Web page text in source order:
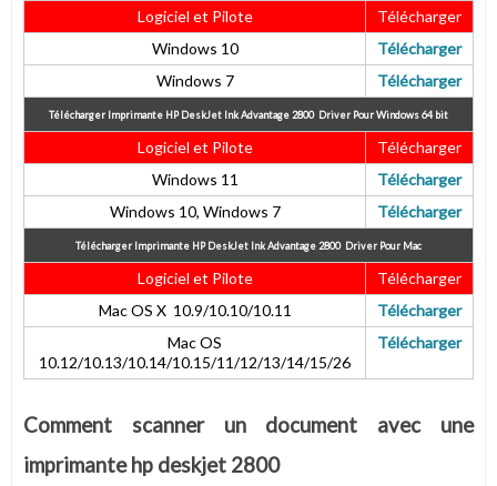
Logiciel et Pilote
Télécharger
Windows 10
Télécharger
Windows 7
Télécharger
Télécharger Imprimante HP DeskJet Ink Advantage 2800 Driver Pour Windows 64 bit
Logiciel et Pilote
Télécharger
Windows 11
Télécharger
Windows 10, Windows 7
Télécharger
Télécharger Imprimante HP DeskJet Ink Advantage 2800 Driver Pour Mac
Logiciel et Pilote
Télécharger
Mac OS X 10.9/10.10/10.11
Télécharger
Mac OS
10.12/10.13/10.14/10.15/11/12/13/14/15/26
Télécharger
Comment scanner un document avec une
imprimante hp deskjet 2800